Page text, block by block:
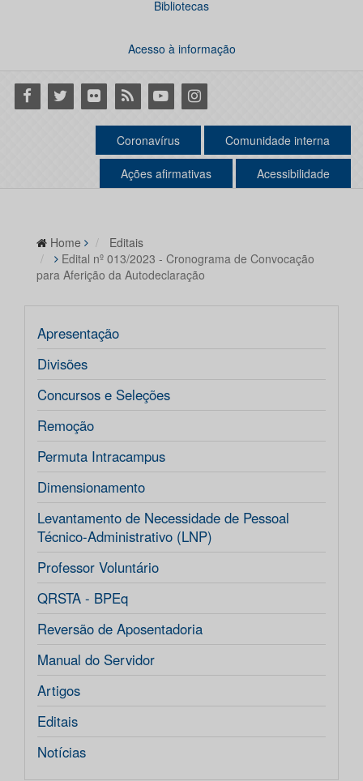
Bibliotecas
Acesso à informação
Facebook
Twitter Flickr RSS YoutubeInstagram
Coronavírus Comunidade interna
Ações afirmativas Acessibilidade
Home
Editais
Edital nº 013/2023 - Cronograma de Convocação
para Aferição da Autodeclaração
Apresentação
Divisões
Concursos e Seleções
Remoção
Permuta Intracampus
Dimensionamento
Levantamento de Necessidade de Pessoal
Técnico-Administrativo (LNP)
Professor Voluntário
QRSTA - BPEq
Reversão de Aposentadoria
Manual do Servidor
Artigos
Editais
Notícias